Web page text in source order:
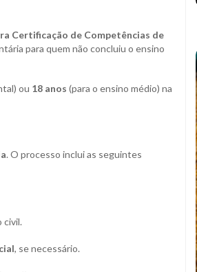
Certificação de Competências de
para quem não concluiu o ensino
ou 18 anos (para o ensino médio) na
. O processo inclui as seguintes
civil.
, se necessário.